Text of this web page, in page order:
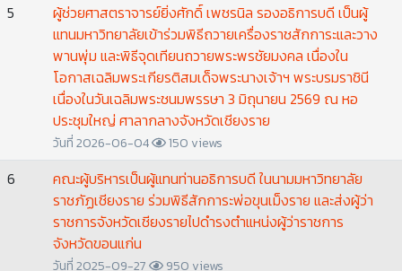
5
ผู้ช่วยศาสตราจารย์ยิ่งศักดิ์ เพชรนิล รองอธิการบดี เป็นผู้
แทนมหาวิทยาลัยเข้าร่วมพิธีถวายเครื่องราชสักการะและวาง
พานพุ่ม และพิธีจุดเทียนถวายพระพรชัยมงคล เนื่องใน
โอกาสเฉลิมพระเกียรติสมเด็จพระนางเจ้าฯ พระบรมราชินี
เนื่องในวันเฉลิมพระชนมพรรษา 3 มิถุนายน 2569 ณ หอ
ประชุมใหญ่ ศาลากลางจังหวัดเชียงราย
วันที่ 2026-06-04 150 views
6
คณะผู้บริหารเป็นผู้แทนท่านอธิการบดี ในนามมหาวิทยาลัย
ราชภัฏเชียงราย ร่วมพิธีสักการะพ่อขุนเม็งราย และส่งผู้ว่า
ราชการจังหวัดเชียงรายไปดำรงตำแหน่งผู้ว่าราชการ
จังหวัดขอนแก่น
วันที่ 2025-09-27 950 views